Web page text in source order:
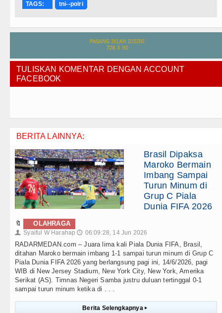
TAGS:
tni--polri
TULISKAN KOMENTAR DENGAN ACCOUNT
FACEBOOK
BERITA LAINNYA:
Brasil Dipaksa
Maroko Bermain
Imbang Sampai
Turun Minum di
Grup C Piala
Dunia FIFA 2026
🔖 OLAHRAGA
👤 Syaiful W Harahap 🕔 06:09:28, 14 Jun 2026
RADARMEDAN.com – Juara lima kali Piala Dunia FIFA, Brasil,
ditahan Maroko bermain imbang 1-1 sampai turun minum di Grup C
Piala Dunia FIFA 2026 yang berlangsung pagi ini, 14/6/2026, pagi
WIB di New Jersey Stadium, New York City, New York, Amerika
Serikat (AS). Timnas Negeri Samba justru duluan tertinggal 0-1
sampai turun minum ketika di . . .
Berita Selengkapnya ▸